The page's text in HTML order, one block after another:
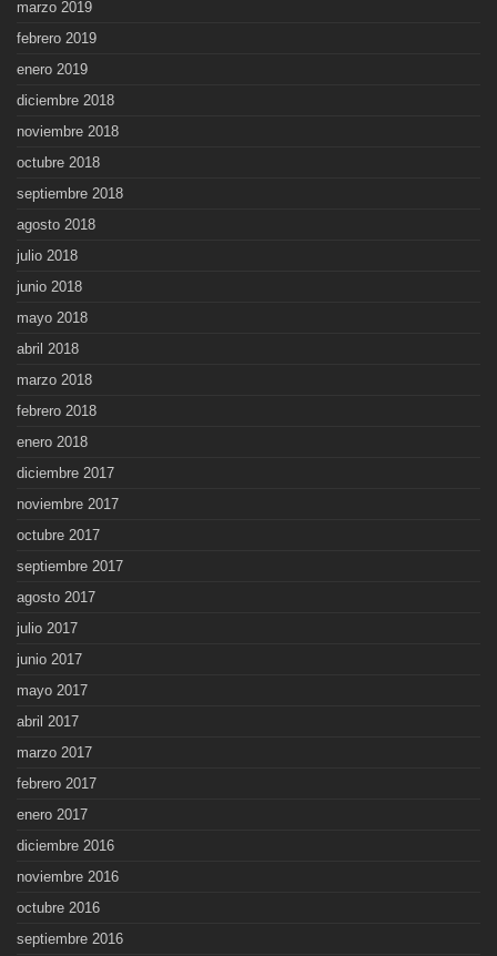
marzo 2019
febrero 2019
enero 2019
diciembre 2018
noviembre 2018
octubre 2018
septiembre 2018
agosto 2018
julio 2018
junio 2018
mayo 2018
abril 2018
marzo 2018
febrero 2018
enero 2018
diciembre 2017
noviembre 2017
octubre 2017
septiembre 2017
agosto 2017
julio 2017
junio 2017
mayo 2017
abril 2017
marzo 2017
febrero 2017
enero 2017
diciembre 2016
noviembre 2016
octubre 2016
septiembre 2016